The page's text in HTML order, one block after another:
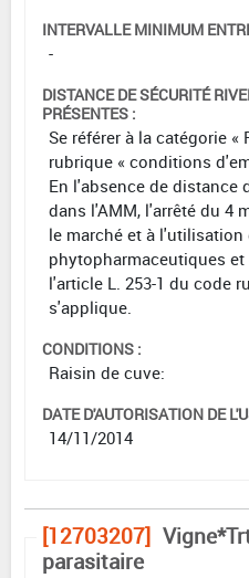
INTERVALLE MINIMUM
-
DISTANCE DE SÉCURITÉ
PRÉSENTES :
Se référer à la catégorie «
rubrique « conditions
En l'absence de distance
dans l'AMM, l'arrêté du 4
le marché et à
phytopharmaceutiques
l'article L. 253-1 du code
s'applique.
CONDITIONS :
Raisin de cuve:
DATE D'AUTORISATION DE
14/11/2014
[12703207]
parasitaire